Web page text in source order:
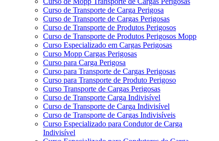
Curso de Transporte de Carga Perigosa
Curso de Transporte de Cargas Perigosas
Curso de Transporte de Produtos Perigosos
Curso de Transporte de Produtos Perigosos Mopp
Curso Especializado em Cargas Perigosas
Curso Mopp Cargas Perigosas
Curso para Carga Perigosa
Curso para Transporte de Cargas Perigosas
Curso para Transporte de Produto Perigoso
Curso Transporte de Cargas Perigosas
Curso de Transporte Carga Indivisível
Curso de Transporte de Carga Indivisível
Curso de Transporte de Cargas Indivisíveis
Curso Especializado para Condutor de Carga
Indivisível